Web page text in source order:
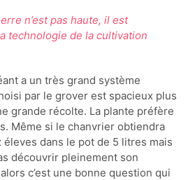
n’est pas haute, il est
technologie de la cultivation
a un très grand système
par le grover est spacieux plus
grande récolte. La plante préfère
Même si le chanvrier obtiendra
dans le pot de 5 litres mais
découvrir pleinement son
c’est une bonne question qui